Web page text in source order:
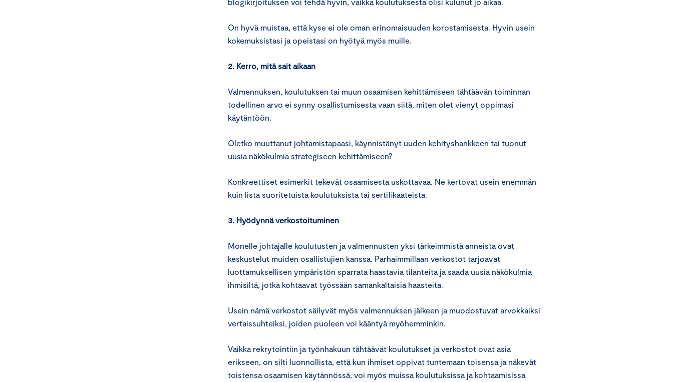
blogikirjoituksen voi tehdä hyvin, vaikka koulutuksesta olisi kulunut jo aikaa.
On hyvä muistaa, että kyse ei ole oman erinomaisuuden korostamisesta. Hyvin usein
kokemuksistasi ja opeistasi on hyötyä myös muille.
2. Kerro, mitä sait aikaan
Valmennuksen, koulutuksen tai muun osaamisen kehittämiseen tähtäävän toiminnan
todellinen arvo ei synny osallistumisesta vaan siitä, miten olet vienyt oppimasi
käytäntöön.
Oletko muuttanut johtamistapaasi, käynnistänyt uuden kehityshankkeen tai tuonut
uusia näkökulmia strategiseen kehittämiseen?
Konkreettiset esimerkit tekevät osaamisesta uskottavaa. Ne kertovat usein enemmän
kuin lista suoritetuista koulutuksista tai sertifikaateista.
3. Hyödynnä verkostoituminen
Monelle johtajalle koulutusten ja valmennusten yksi tärkeimmistä anneista ovat
keskustelut muiden osallistujien kanssa. Parhaimmillaan verkostot tarjoavat
luottamuksellisen ympäristön sparrata haastavia tilanteita ja saada uusia näkökulmia
ihmisiltä, jotka kohtaavat työssään samankaltaisia haasteita.
Usein nämä verkostot säilyvät myös valmennuksen jälkeen ja muodostuvat arvokkaiksi
vertaissuhteiksi, joiden puoleen voi kääntyä myöhemminkin.
Vaikka rekrytointiin ja työnhakuun tähtäävät koulutukset ja verkostot ovat asia
erikseen, on silti luonnollista, että kun ihmiset oppivat tuntemaan toisensa ja näkevät
toistensa osaamisen käytännössä, voi myös muissa koulutuksissa ja kohtaamisissa